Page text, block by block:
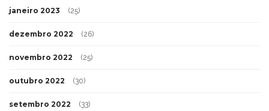
janeiro 2023 (25)
dezembro 2022 (26)
novembro 2022 (25)
outubro 2022 (30)
setembro 2022 (33)